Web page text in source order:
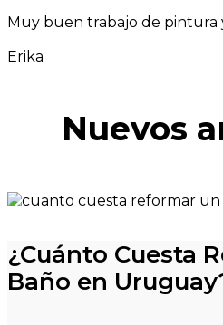
Muy buen trabajo de pintura
Erika
Nuevos
¿Cuánto Cuesta
Baño en